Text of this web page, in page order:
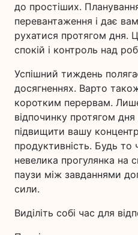
до простіших.
перевантаження і дає
рухатися протягом дня.
спокій і контроль над
Успішний тиждень
досягненнях. Варто
коротким перервам.
відпочинку протягом
підвищити вашу
продуктивність. Будь то
невелика прогулянка на
паузи між завданнями
сили.
Виділіть собі час для